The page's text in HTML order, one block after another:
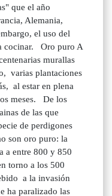
que el año
Alemania,
el uso del
cocinar. Oro puro A
murallas
varias plantaciones
al estar en plena
meses. De los
de las que
de perdigones
son oro puro: la
a entre 800 y 850
torno a los 500
a la invasión
ha paralizado las